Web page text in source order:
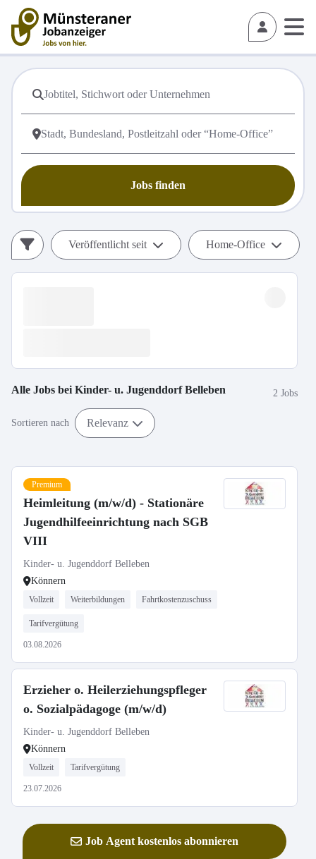
Jobs finden
Veröffentlicht seit Home-Office
Alle Jobs bei Kinder- u. Jugenddorf Belleben 2 Jobs
Sortieren nach Relevanz
Premium
Heimleitung (m/w/d) - Stationäre
Jugendhilfeeinrichtung nach SGB
VIII
Kinder- u. Jugenddorf Belleben
Könnern
Vollzeit Weiterbildungen Fahrtkostenzuschuss
Tarifvergütung
03.08.2026
Erzieher o. Heilerziehungspfleger
o. Sozialpädagoge (m/w/d)
Kinder- u. Jugenddorf Belleben
Könnern
Vollzeit Tarifvergütung
23.07.2026
Job Agent kostenlos abonnieren